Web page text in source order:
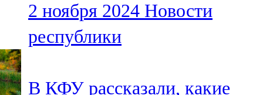
107,8 FM
Теләче
2 ноября 2024 Новости
республики
В КФУ рассказали, какие